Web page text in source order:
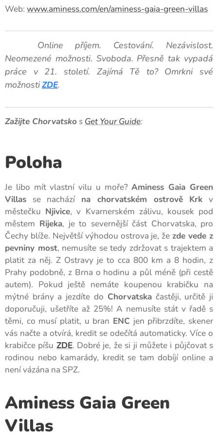
Web: www.aminess.com/en/aminess-gaia-green-villas
🚀 Online příjem. Cestování. Nezávislost.
Neomezené možnosti. Svoboda. Přesně tak vypadá
práce v 21. století. Zajímá Tě to?Omrkni své
možnostiZDE.
Zažijte Chorvatskos Get Your Guide:
Poloha
Je libo mít vlastní vilu u moře?Aminess Gaia Green
Villas se nachází na chorvatském ostrově Krk v
městečku Njivice, v Kvarnerském zálivu, kousek pod
městem Rijeka, je to severnější část Chorvatska, pro
Čechy blíže. Největší výhodou ostrova je, žezde vede z
pevniny most, nemusíte se tedy zdržovat s trajektem a
platit za něj. Z Ostravy je to cca 800 km a 8 hodin, z
Prahy podobně, z Brna o hodinu a půl méně (při cestě
autem). Pokud ještě nemáte koupenou krabičku na
mýtné brány a jezdíte do Chorvatska častěji, určitě ji
doporučuji, ušetříte až 25%! A nemusíte stát v řadě s
těmi, co musí platit, u bran ENC jen přibrzdíte, skener
vás načte a otvírá, kredit se odečítá automaticky. Více o
krabičce píšu ZDE. Dobré je, že si ji můžete i půjčovat s
rodinou nebo kamarády, kredit se tam dobíjí online a
není vázána na SPZ.
Aminess Gaia Green
Villas